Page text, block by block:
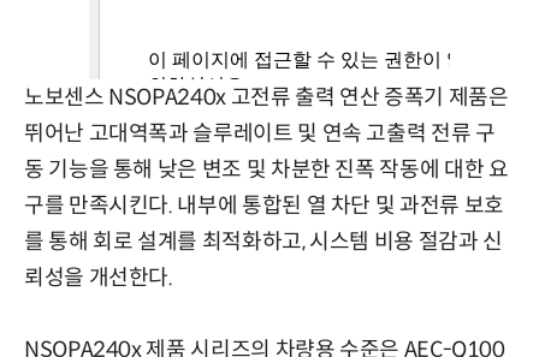
노보센스 NSOPA240x 고전류 출력 연산 증폭기 제품은
뛰어난 고대역폭과 슬루레이트 및 연속 고출력 전류 구
동 기능을 통해 낮은 변조 및 차분한 진폭 작동에 대한 요
구를 만족시킨다. 내부에 통합된 열 차단 및 과전류 보호
를 통해 회로 설계를 최적화하고, 시스템 비용 절감과 신
뢰성을 개선한다.
NSOPA240x 제품 시리즈의 차량용 수준은 AEC-Q100